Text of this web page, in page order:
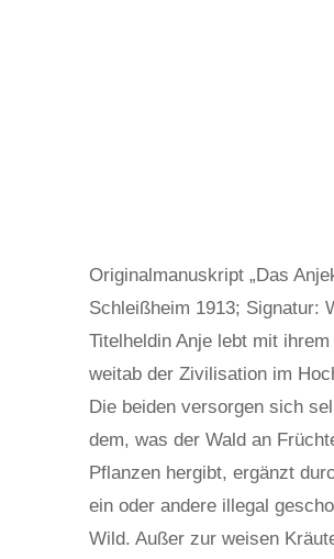
Originalmanuskript „Das
Schleißheim 1913; Signatur:
Titelheldin Anje lebt mit ihrem
weitab der Zivilisation im
Die beiden versorgen sich
dem, was der Wald an
Pflanzen hergibt, ergänzt
ein oder andere illegal
Wild. Außer zur weisen